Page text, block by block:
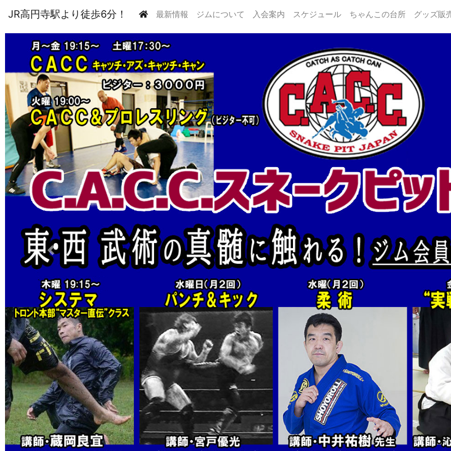
JR高円寺駅より徒歩6分！ (current)
最新情報 ジムについて 入会案内 スケジュール ちゃんこの台所 グッズ販
Previous